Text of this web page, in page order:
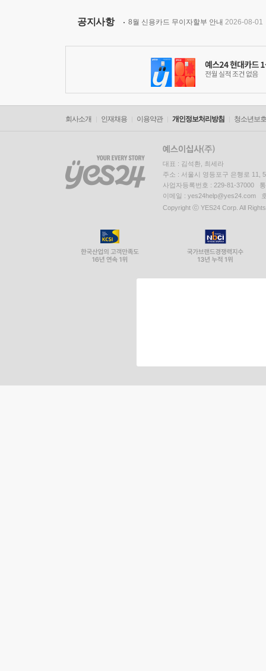
공지사항 8월 신용카드 무이자할부 안내 2026-08-01
회사소개 인재채용 이용약관 개인정보처리방침 청소년보
대표 : 김석환, 최세라
주소 : 서울시 영등포구 은행로 11,
사업자등록번호 : 229-81-37000
이메일 : yes24help@yes24.com
Copyright ⓒ YES24 Corp. All